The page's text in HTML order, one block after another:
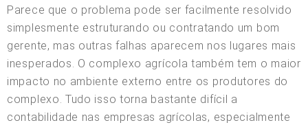
Parece que o problema pode ser facilmente resolvido
simplesmente estruturando ou contratando um bom
gerente, mas outras falhas aparecem nos lugares mais
inesperados. O complexo agrícola também tem o maior
impacto no ambiente externo entre os produtores do
complexo. Tudo isso torna bastante difícil a
contabilidade nas empresas agrícolas, especialmente